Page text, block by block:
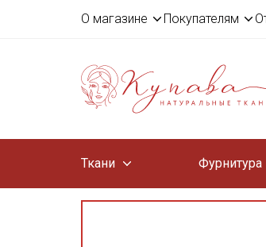
О магазине Покупателям
Ткани Фурнитура